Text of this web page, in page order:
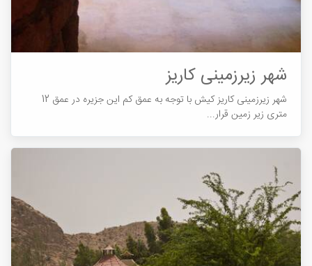
شهر زیرزمینی کاریز
شهر زیرزمینی کاریز کیش با توجه به عمق کم این جزیره در عمق 12
متری زیر زمین قرار...